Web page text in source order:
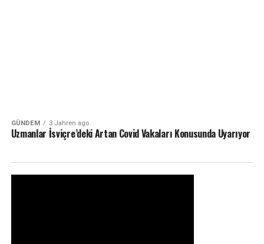
GÜNDEM 3 Jahren ago
Uzmanlar İsviçre’deki Artan Covid Vakaları Konusunda Uyarıyor